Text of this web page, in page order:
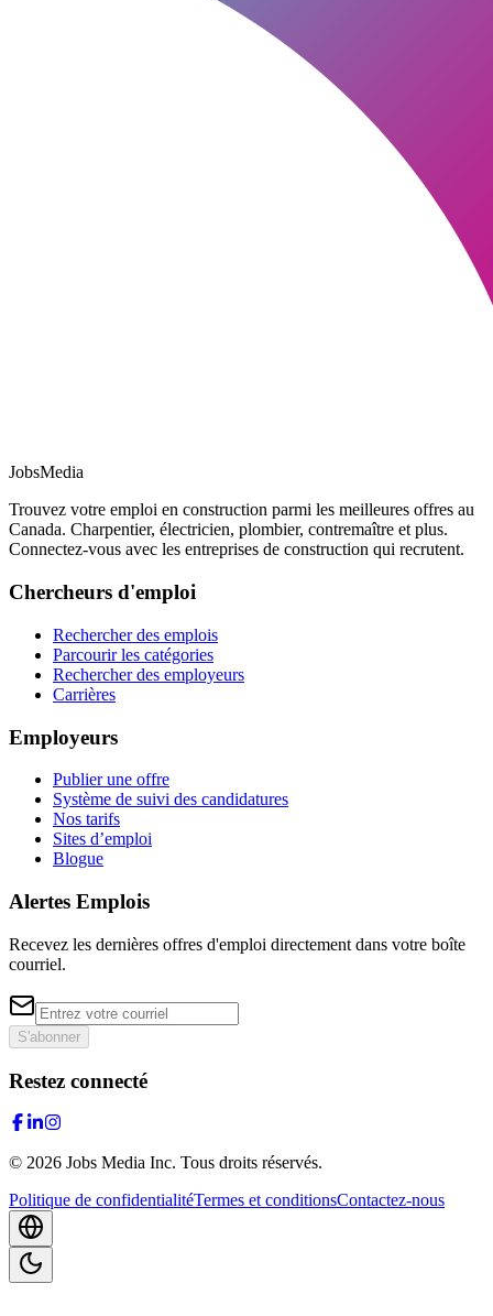
JobsMedia
Trouvez votre emploi en construction parmi les meilleures offres au
Canada. Charpentier, électricien, plombier, contremaître et plus.
Connectez-vous avec les entreprises de construction qui recrutent.
Chercheurs d'emploi
Rechercher des emplois
Parcourir les catégories
Rechercher des employeurs
Carrières
Employeurs
Publier une offre
Système de suivi des candidatures
Nos tarifs
Sites d’emploi
Blogue
Alertes Emplois
Recevez les dernières offres d'emploi directement dans votre boîte
courriel.
S'abonner
Restez connecté
© 2026 Jobs Media Inc. Tous droits réservés.
Politique de confidentialitéTermes et conditionsContactez-nous